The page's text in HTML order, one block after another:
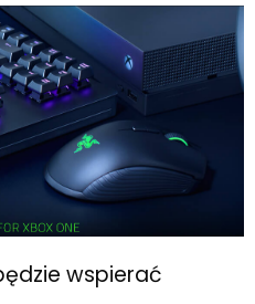
wspierać